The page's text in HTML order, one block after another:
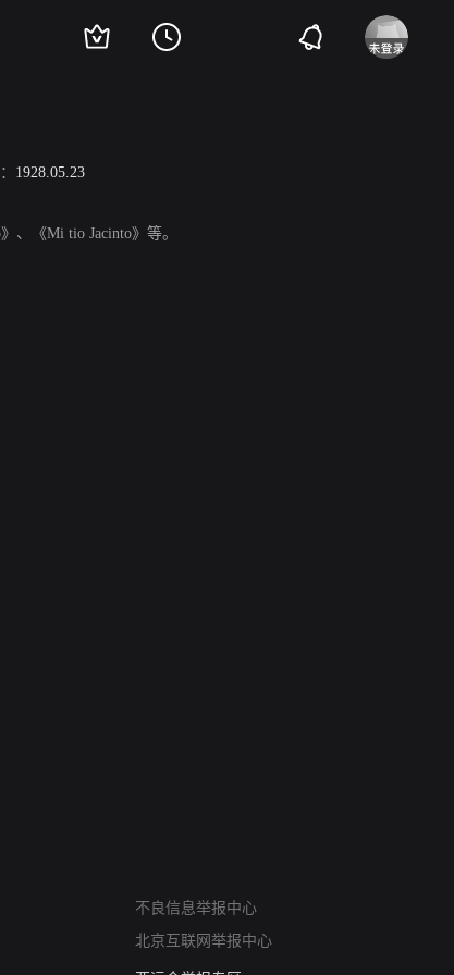
1928.05.23
、《Mi tio Jacinto》等。
不良信息举报中心
北京互联网举报中心
算法推荐专项举报